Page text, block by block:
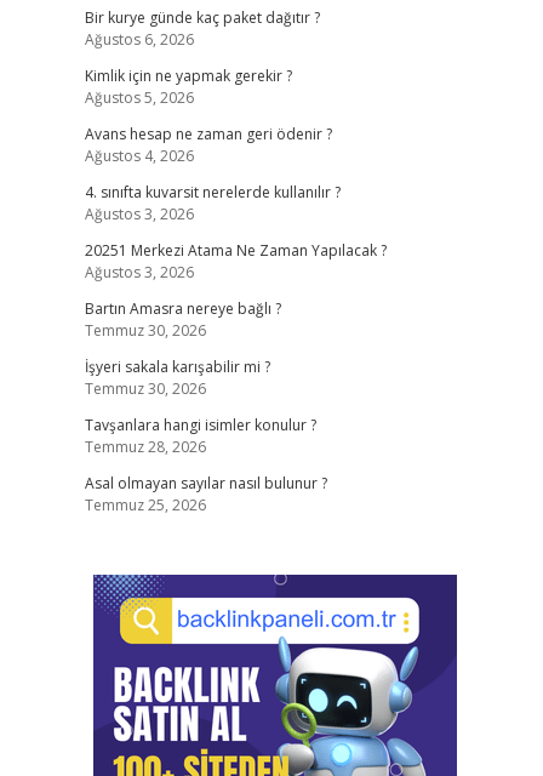
Bir kurye günde kaç paket dağıtır ?
Ağustos 6, 2026
Kimlik için ne yapmak gerekir ?
Ağustos 5, 2026
Avans hesap ne zaman geri ödenir ?
Ağustos 4, 2026
4. sınıfta kuvarsit nerelerde kullanılır ?
Ağustos 3, 2026
20251 Merkezi Atama Ne Zaman Yapılacak ?
Ağustos 3, 2026
Bartın Amasra nereye bağlı ?
Temmuz 30, 2026
İşyeri sakala karışabilir mi ?
Temmuz 30, 2026
Tavşanlara hangi isimler konulur ?
Temmuz 28, 2026
Asal olmayan sayılar nasıl bulunur ?
Temmuz 25, 2026